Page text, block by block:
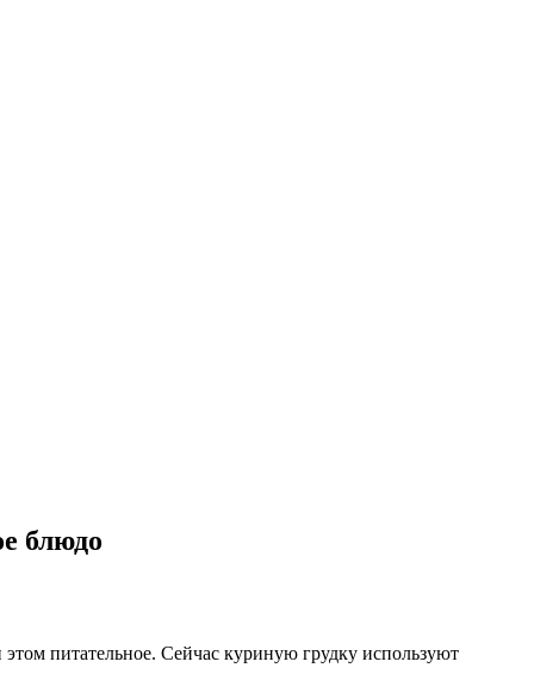
блюдо
питательное. Сейчас куриную грудку используют